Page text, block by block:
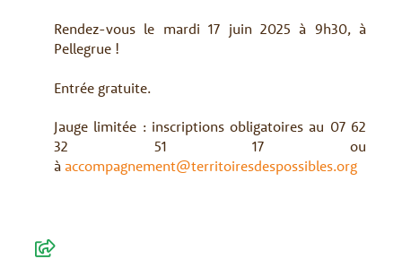
Rendez-vous le mardi 17 juin 2025 à 9h30, à
Pellegrue !
Entrée gratuite.
Jauge limitée : inscriptions obligatoires au 07 62
32 51 17 ou
à accompagnement@territoiresdespossibles.org